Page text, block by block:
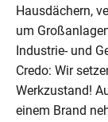
Hausdächern,
um
Industrie- und
Credo: Wir
Werkzustand!
einem Brand